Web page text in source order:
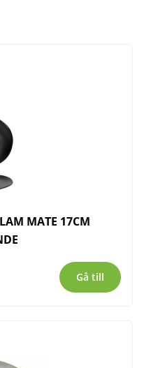
MATE 17CM
Gå till